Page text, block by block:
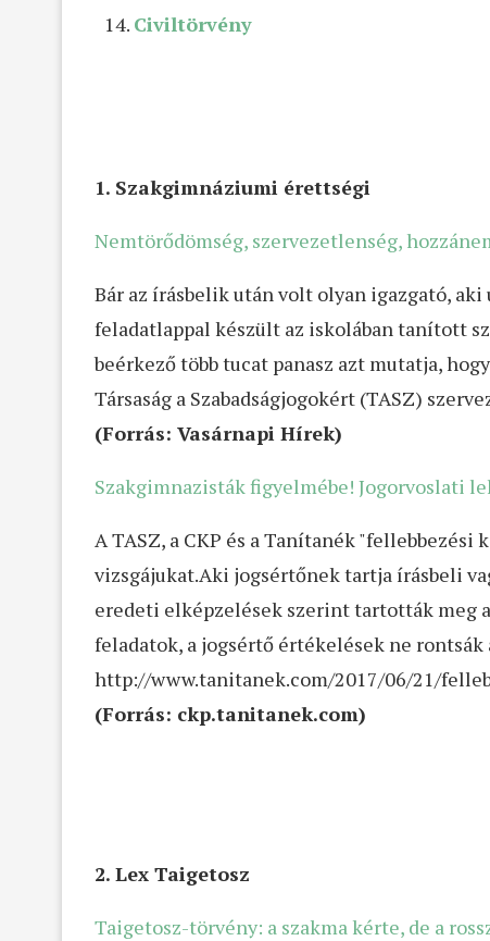
Civiltörvény
1. Szakgimnáziumi érettségi
Nemtörődömség, szervezetlenség,
Bár az írásbelik után volt olyan igazgató,
feladatlappal készült az iskolában tanított
beérkező több tucat panasz azt mutatja,
Társaság a Szabadságjogokért (TASZ)
(Forrás: Vasárnapi Hírek)
Szakgimnazisták figyelmébe! Jogorvoslati
A TASZ, a CKP és a Tanítanék
vizsgájukat.Aki jogsértőnek tartja írásbeli
eredeti elképzelések szerint tartották meg
feladatok, a jogsértő értékelések ne
http://www.tanitanek.com/2017/06/21/
(Forrás: ckp.tanitanek.com)
2. Lex Taigetosz
Taigetosz-törvény: a szakma kérte, de a